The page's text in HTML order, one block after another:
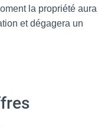
la propriété aura
et dégagera un